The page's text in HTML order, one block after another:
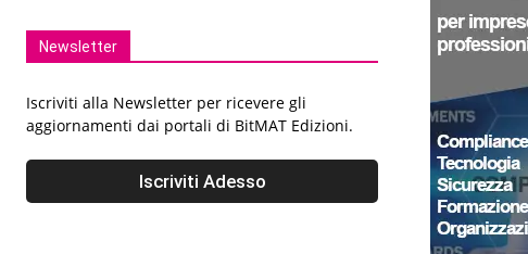
Newsletter
Iscriviti alla Newsletter per ricevere gli
aggiornamenti dai portali di BitMAT Edizioni.